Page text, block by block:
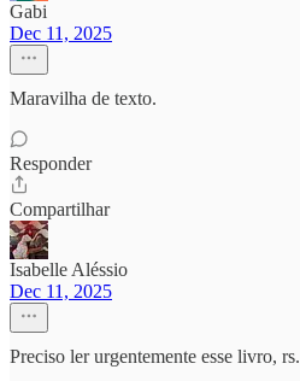
Gabi
Dec 11, 2025
Maravilha de texto.
Responder
Compartilhar
Isabelle Aléssio
Dec 11, 2025
Preciso ler urgentemente esse livro, rs.